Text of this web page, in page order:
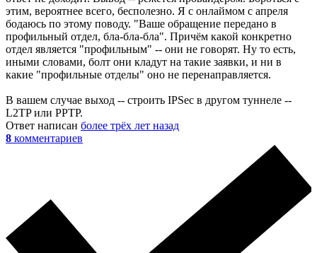
этим, вероятнее всего, бесполезно. Я с онлаймом с апреля
бодаюсь по этому поводу. "Ваше обращение передано в
профильный отдел, бла-бла-бла". Причём какой конкретно
отдел является "профильным" -- они не говорят. Ну то есть,
иными словами, болт они кладут на такие заявки, и ни в
какие "профильные отделы" оно не перенаправляется.
В вашем случае выход -- строить IPSec в другом туннеле --
L2TP или PPTP.
Ответ написан более трёх лет назад
8 комментариев